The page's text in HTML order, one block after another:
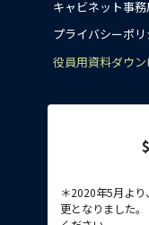
キャビネット事務
プライバシーポリ
役員用資料ダウ
＊2020年5月よ
更となりました